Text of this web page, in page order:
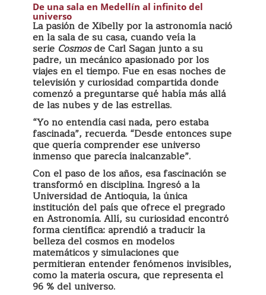
De una sala en Medellín al infinito del
universo
La pasión de Xibelly por la astronomía nació
en la sala de su casa, cuando veía la
serie Cosmosde Carl Sagan junto a su
padre, un mecánico apasionado por los
viajes en el tiempo. Fue en esas noches de
televisión y curiosidad compartida donde
comenzó a preguntarse qué había más allá
de las nubes y de las estrellas.
“Yo no entendía casi nada, pero estaba
fascinada”, recuerda. “Desde entonces supe
que quería comprender ese universo
inmenso que parecía inalcanzable”.
Con el paso de los años, esa fascinación se
transformó en disciplina. Ingresó a la
Universidad de Antioquia, la única
institución del país que ofrece el pregrado
en Astronomía. Allí, su curiosidad encontró
forma científica: aprendió a traducir la
belleza del cosmos en modelos
matemáticos y simulaciones que
permitieran entender fenómenos invisibles,
como la materia oscura, que representa el
96 % del universo.